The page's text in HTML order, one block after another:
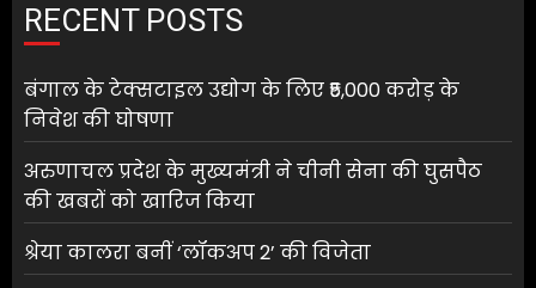
RECENT POSTS
बंगाल के टेक्सटाइल उद्योग के लिए ₹5,000 करोड़ के
निवेश की घोषणा
अरुणाचल प्रदेश के मुख्यमंत्री ने चीनी सेना की घुसपैठ
की खबरों को खारिज किया
श्रेया कालरा बनीं ‘लॉकअप 2’ की विजेता